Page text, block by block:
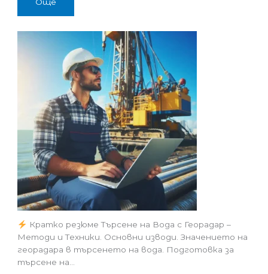
Кратко резюме Търсене на Вода с Георадар –
Методи и Техники. Основни изводи. Значението на
георадара в търсенето на вода. Подготовка за
търсене на…